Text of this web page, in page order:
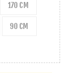
170 CM
90 CM